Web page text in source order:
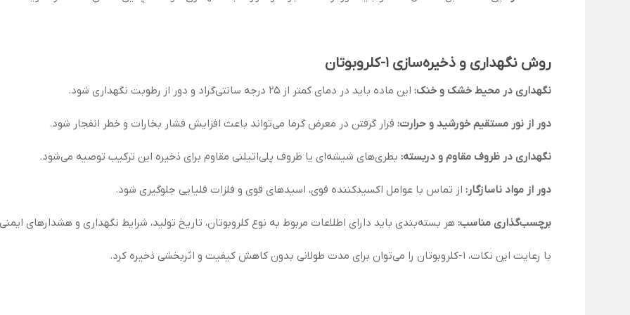
روش نگهداری و ذخیره‌سازی 1-کلروبوتان
نگهداری در محیط خشک و خنک: این ماده باید در دمای کمتر از 25 درجه سانتی‌گراد و دور از رطوبت نگهداری شود.
دور از نور مستقیم خورشید و حرارت: قرار گرفتن در معرض گرما می‌تواند باعث افزایش فشار بخارات و خطر انفجار شود.
نگهداری در ظروف مقاوم و دربسته: بطری‌های شیشه‌ای یا ظروف پلی‌اتیلنی مقاوم برای ذخیره این ترکیب توصیه می‌شود.
دور از مواد ناسازگار: از تماس با عوامل اکسیدکننده قوی، اسیدهای قوی و فلزات قلیایی جلوگیری شود.
برچسب‌گذاری مناسب: هر بسته‌بندی باید دارای اطلاعات مربوط به نوع کلروبوتان، تاریخ تولید، شرایط نگهداری و هشدارهای
با رعایت این نکات، 1-کلروبوتان را می‌توان برای مدت طولانی بدون کاهش کیفیت و اثربخشی ذخیره کرد.